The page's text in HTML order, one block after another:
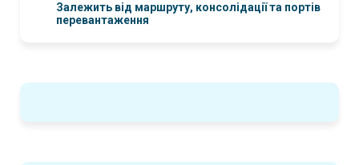
Залежить від маршруту, консолідації та портів
перевантаження